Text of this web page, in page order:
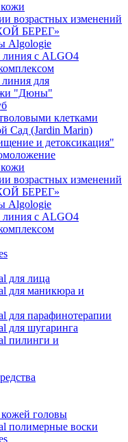
возрастных изменений
БЕРЕГ»
Algologie
линия с ALGO4
для
"Дюны"
клетками
Сад (Jardin Marin)
и детоксикация"
возрастных изменений
БЕРЕГ»
Algologie
линия с ALGO4
для лица
для маникюра и
для парафинотерапии
для шугаринга
пилинги и
кожей головы
полимерные воски